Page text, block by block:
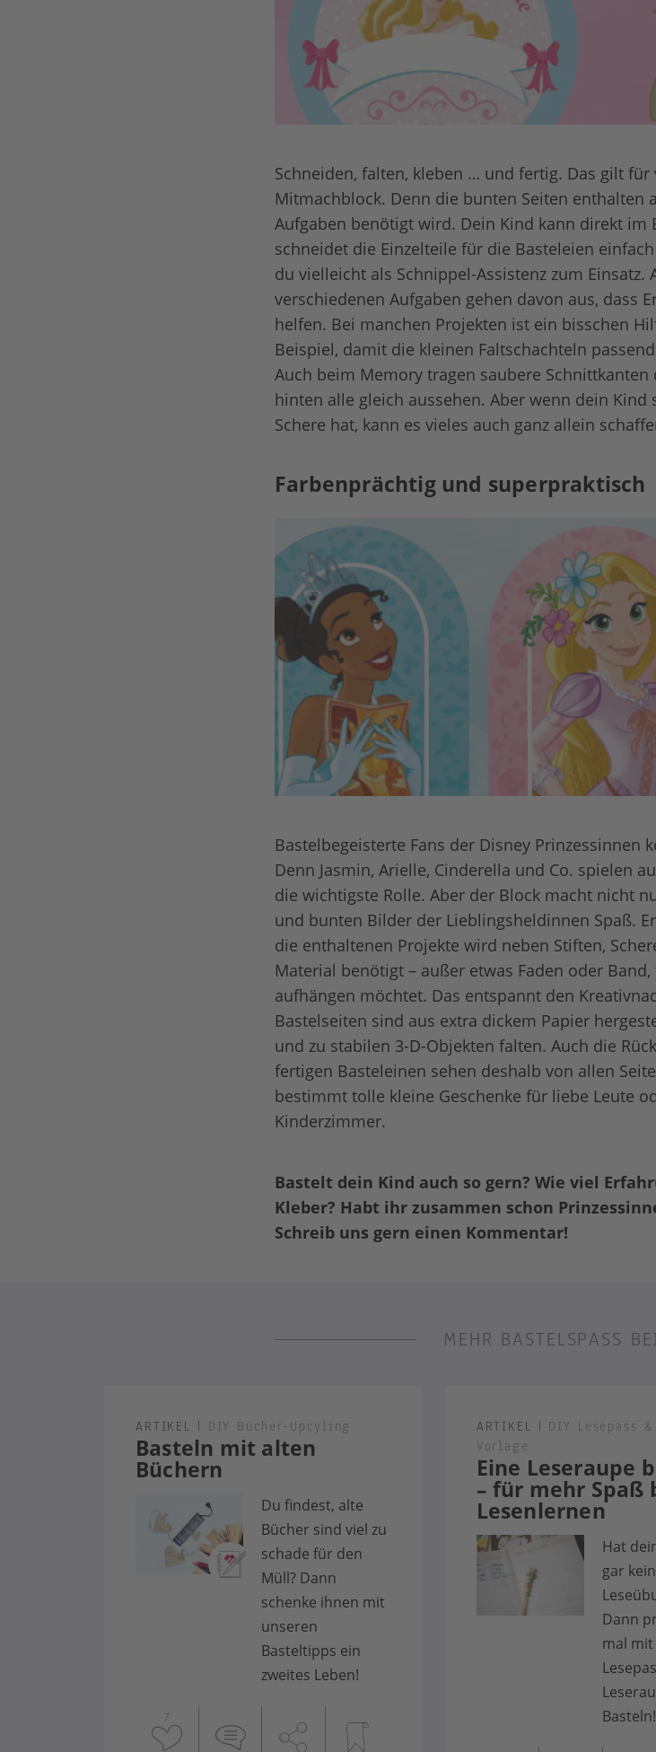
Schneiden, falten, kleben … und fertig. Das gilt für
Mitmachblock. Denn die bunten Seiten enthalten
Aufgaben benötigt wird. Dein Kind kann direkt im
schneidet die Einzelteile für die Basteleien
du vielleicht als Schnippel-Assistenz zum
verschiedenen Aufgaben gehen davon aus, dass
helfen. Bei manchen Projekten ist ein bisschen
Beispiel, damit die kleinen Faltschachteln
Auch beim Memory tragen saubere Schnittkanten
hinten alle gleich aussehen. Aber wenn dein
Schere hat, kann es vieles auch ganz allein
Farbenprächtig und superpraktisch
Bastelbegeisterte Fans der Disney Prinzessinnen
Denn Jasmin, Arielle, Cinderella und Co. spielen
die wichtigste Rolle. Aber der Block macht nicht
und bunten Bilder der Lieblingsheldinnen Spaß.
die enthaltenen Projekte wird neben Stiften,
Material benötigt – außer etwas Faden oder
aufhängen möchtet. Das entspannt den
Bastelseiten sind aus extra dickem Papier
und zu stabilen 3-D-Objekten falten. Auch die
fertigen Basteleinen sehen deshalb von allen
bestimmt tolle kleine Geschenke für liebe Leute
Kinderzimmer.
Bastelt dein Kind auch so gern? Wie viel
Kleber? Habt ihr zusammen schon
Schreib uns gern einen Kommentar!
MEHR BASTELSPASS
Basteln mit alten
Büchern
ARTIKEL | DIY Bücher-Upcyling
Du findest, alte
Bücher sind viel zu
schade für den
Müll? Dann
schenke ihnen mit
unseren
Basteltipps ein
zweites Leben!
7
Eine Leseraupe
– für mehr Spaß
Lesenlernen
ARTIKEL | DIY Lesepass
Vorlage
Hat
gar
Dann
mal
Basteln!